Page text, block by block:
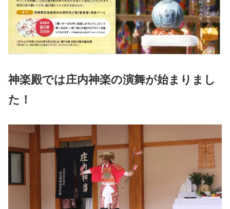
神楽殿では庄内神楽の演舞が始まりまし
た！